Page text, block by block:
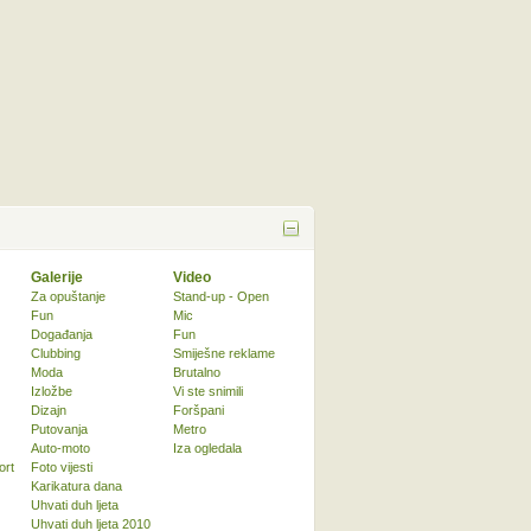
Galerije
Za opuštanje
Fun
Događanja
Clubbing
Moda
Izložbe
Dizajn
Putovanja
Auto-moto
Foto vijesti
Karikatura dana
Uhvati duh ljeta
Uhvati duh ljeta 2010
Video
Stand-up - Open
Mic
Fun
Smiješne reklame
Brutalno
Vi ste snimili
Foršpani
Metro
Iza ogledala